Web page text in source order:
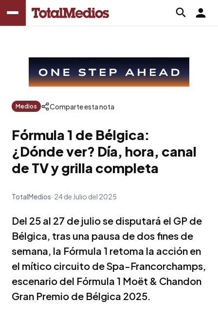
Medios Comparte esta nota
Fórmula 1 de Bélgica:
¿Dónde ver? Día, hora, canal
de TV y grilla completa
TotalMedios 24 de Julio del 2025
Del 25 al 27 de julio se disputará el GP de
Bélgica, tras una pausa de dos fines de
semana, la Fórmula 1 retoma la acción en
el mítico circuito de Spa-Francorchamps,
escenario del Fórmula 1 Moët & Chandon
Gran Premio de Bélgica 2025.